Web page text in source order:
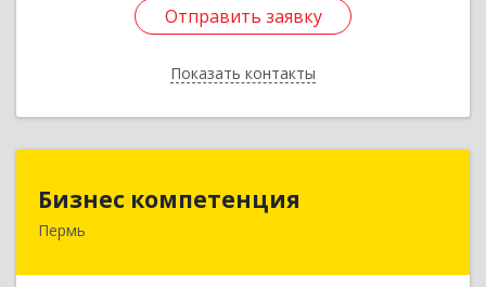
Отправить заявку
Показать контакты
Отправить заявку
Назад
Бизнес компетенция
Пермь